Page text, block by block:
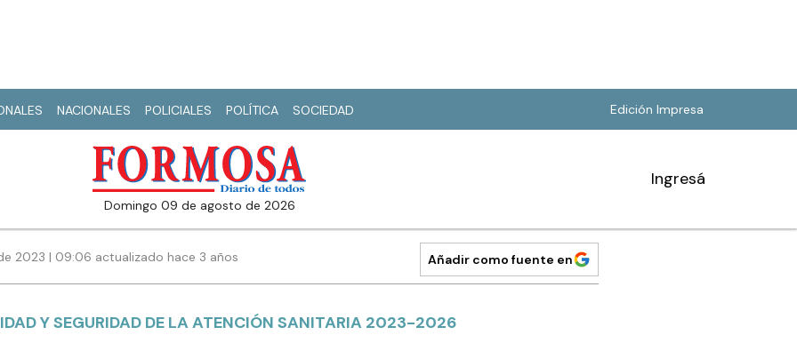
NACIONALES POLICIALES POLÍTICA SOCIEDAD Edición Impresa
domingo 09 de agosto de 2026
Ingresá
2023 | 09:06 actualizado hace 3 años Añadir como fuente en
Y SEGURIDAD DE LA ATENCIÓN SANITARIA 2023-2026